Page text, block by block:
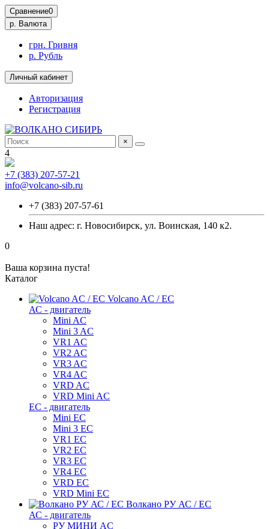
Сравнение0
р. Валюта
грн. Гривня
р. Рубль
Личный кабинет
Авторизация
Регистрация
×
4
+7 (383) 207-57-21
info@volcano-sib.ru
+7 (383) 207-57-61
Наш адрес: г. Новосибирск, ул. Воинская, 140 к2.
0
Ваша корзина пуста!
Каталог
Volcano AC / EC
АС - двигатель
Mini AC
Mini 3 AC
VR1 AC
VR2 AC
VR3 AC
VR4 AC
VRD AC
VRD Mini AC
ЕС - двигатель
Mini EC
Mini 3 EC
VR1 EC
VR2 EC
VR3 EC
VR4 EC
VRD EC
VRD Mini EC
Волкано РУ АС / ЕС
АС - двигатель
РУ МИНИ AC